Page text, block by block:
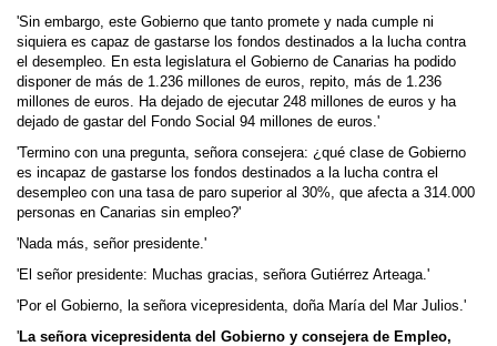
'Sin embargo, este Gobierno que tanto promete y nada cumple ni
siquiera es capaz de gastarse los fondos destinados a la lucha contra
el desempleo. En esta legislatura el Gobierno de Canarias ha podido
disponer de más de 1.236 millones de euros, repito, más de 1.236
millones de euros. Ha dejado de ejecutar 248 millones de euros y ha
dejado de gastar del Fondo Social 94 millones de euros.'
'Termino con una pregunta, señora consejera: ¿qué clase de Gobierno
es incapaz de gastarse los fondos destinados a la lucha contra el
desempleo con una tasa de paro superior al 30%, que afecta a 314.000
personas en Canarias sin empleo?'
'Nada más, señor presidente.'
'El señor presidente: Muchas gracias, señora Gutiérrez Arteaga.'
'Por el Gobierno, la señora vicepresidenta, doña María del Mar Julios.'
'La señora vicepresidenta del Gobierno y consejera de Empleo,